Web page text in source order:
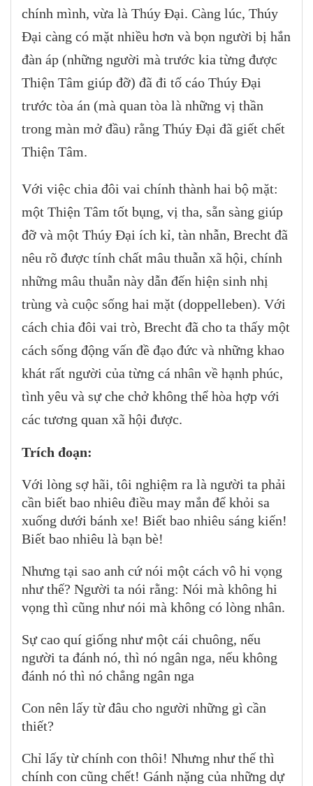
chính mình, vừa là Thúy Đại. Càng lúc, Thúy
Đại càng có mặt nhiều hơn và bọn người bị hắn
đàn áp (những người mà trước kia từng được
Thiện Tâm giúp đỡ) đã đi tố cáo Thúy Đại
trước tòa án (mà quan tòa là những vị thần
trong màn mở đầu) rằng Thúy Đại đã giết chết
Thiện Tâm.
Với việc chia đôi vai chính thành hai bộ mặt:
một Thiện Tâm tốt bụng, vị tha, sẵn sàng giúp
đỡ và một Thúy Đại ích kỉ, tàn nhẫn, Brecht đã
nêu rõ được tính chất mâu thuẫn xã hội, chính
những mâu thuẫn này dẫn đến hiện sinh nhị
trùng và cuộc sống hai mặt (doppelleben). Với
cách chia đôi vai trò, Brecht đã cho ta thấy một
cách sống động vấn đề đạo đức và những khao
khát rất người của từng cá nhân về hạnh phúc,
tình yêu và sự che chở không thể hòa hợp với
các tương quan xã hội được.
Trích đoạn:
Với lòng sợ hãi, tôi nghiệm ra là người ta phải
cần biết bao nhiêu điều may mắn để khỏi sa
xuống dưới bánh xe! Biết bao nhiêu sáng kiến!
Biết bao nhiêu là bạn bè!
Nhưng tại sao anh cứ nói một cách vô hi vọng
như thế? Người ta nói rằng: Nói mà không hi
vọng thì cũng như nói mà không có lòng nhân.
Sự cao quí giống như một cái chuông, nếu
người ta đánh nó, thì nó ngân nga, nếu không
đánh nó thì nó chẳng ngân nga
Con nên lấy từ đâu cho người những gì cần
thiết?
Chỉ lấy từ chính con thôi! Nhưng như thế thì
chính con cũng chết! Gánh nặng của những dự